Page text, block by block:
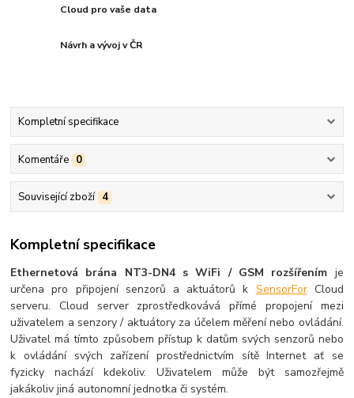
Cloud pro vaše data
Návrh a vývoj v ČR
Kompletní specifikace
Komentáře 0
Související zboží 4
Kompletní specifikace
Ethernetová brána NT3-DN4 s WiFi / GSM rozšířením je
určena pro připojení senzorů a aktuátorů k SensorForCloud
serveru. Cloud server zprostředkovává přímé propojení mezi
uživatelem a senzory / aktuátory za účelem měření nebo ovládání.
Uživatel má tímto způsobem přístup k datům svých senzorů nebo
k ovládání svých zařízení prostřednictvím sítě Internet ať se
fyzicky nachází kdekoliv. Uživatelem může být samozřejmě
jakákoliv jiná autonomní jednotka či systém.